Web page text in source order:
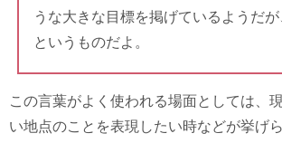
うな大きな目標を掲げているようだ
というものだよ。
この言葉がよく使われる場面としては、
い地点のことを表現したい時などが挙げ